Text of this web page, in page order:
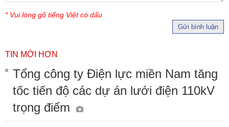
* Vui lòng gõ tiếng Việt có dấu
Gửi bình luận
TIN MỚI HƠN
Tổng công ty Điện lực miền Nam tăng
tốc tiến độ các dự án lưới điện 110kV
trọng điểm